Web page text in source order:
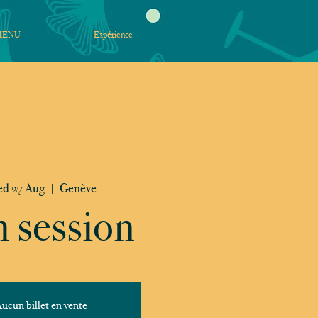
Expérience
27 Aug
  |
Genève
session
billet en vente